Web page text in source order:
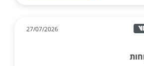
27/07/2026